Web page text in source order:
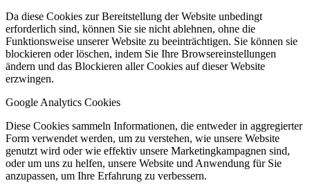
Da diese Cookies zur Bereitstellung der Website unbedingt
erforderlich sind, können Sie sie nicht ablehnen, ohne die
Funktionsweise unserer Website zu beeinträchtigen. Sie können sie
blockieren oder löschen, indem Sie Ihre Browsereinstellungen
ändern und das Blockieren aller Cookies auf dieser Website
erzwingen.
Google Analytics Cookies
Diese Cookies sammeln Informationen, die entweder in aggregierter
Form verwendet werden, um zu verstehen, wie unsere Website
genutzt wird oder wie effektiv unsere Marketingkampagnen sind,
oder um uns zu helfen, unsere Website und Anwendung für Sie
anzupassen, um Ihre Erfahrung zu verbessern.